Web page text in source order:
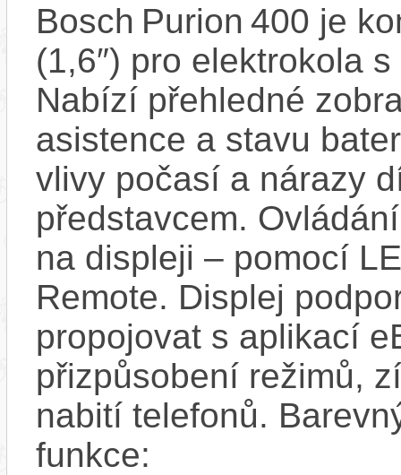
Bosch Purion 400 je
(1,6″) pro elektrokola
Nabízí přehledné
asistence a stavu
vlivy počasí a nárazy
představcem.
na displeji – pomocí
Remote. Displej
propojovat s aplikací
přizpůsobení režimů,
nabití telefonů.
funkce: